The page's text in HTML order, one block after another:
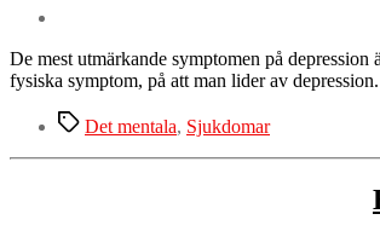
De mest utmärkande symptomen på
fysiska symptom, på att man lider av
Etiketter
Det mentala, Sjukdomar